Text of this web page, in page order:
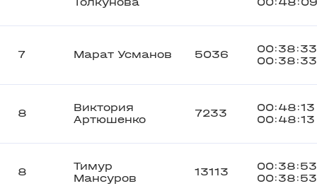
Толкунова
00:48:09
7 Марат Усманов 5036
00:38:33
00:38:33
8
Виктория
Артюшенко
7233
00:48:13
00:48:13
8
Тимур
Мансуров
13113
00:38:53
00:38:53